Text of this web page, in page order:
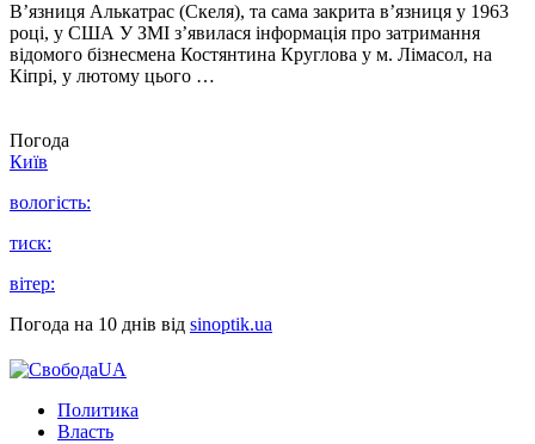
В’язниця Алькатрас (Скеля), та сама закрита в’язниця у 1963
році, у США У ЗМІ з’явилася інформація про затримання
відомого бізнесмена Костянтина Круглова у м. Лімасол, на
Кіпрі, у лютому цього …
Погода
Київ
вологість:
тиск:
вітер:
Погода на 10 днів від sinoptik.ua
Политика
Власть